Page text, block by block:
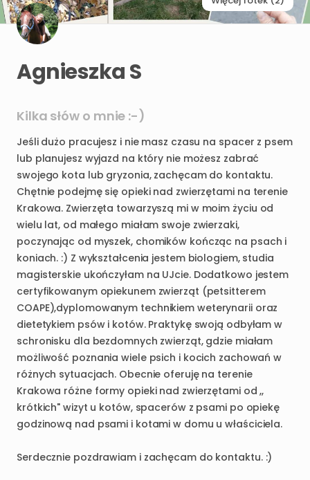
Agnieszka S
Kilka słów o mnie :-)
Jeśli dużo pracujesz i nie masz czasu na spacer z psem
lub planujesz wyjazd na który nie możesz zabrać
swojego kota lub gryzonia​,​ zachęcam do kontaktu.
Chętnie podejmę się opieki nad zwierzętami na terenie
Krakowa. Zwierzęta towarzyszą mi w moim życiu od
wielu lat​,​ od małego miałam swoje zwierzaki​,​
poczynając od myszek​,​ chomików kończąc na psach i
koniach. :) Z wykształcenia jestem biologiem​,​ studia
magisterskie ukończyłam na UJcie. Dodatkowo jestem
certyfikowanym opiekunem zwierząt (petsitterem
COAPE)​,​dyplomowanym technikiem weterynarii oraz
dietetykiem psów i kotów. Praktykę swoją odbyłam w
schronisku dla bezdomnych zwierząt​,​ gdzie miałam
możliwość poznania wiele psich i kocich zachowań w
różnych sytuacjach. Obecnie oferuję na terenie
Krakowa różne formy opieki nad zwierzętami od ​,​​,​
krótkich" wizyt u kotów​,​ spacerów z psami po opiekę
godzinową nad psami i kotami w domu u właściciela.
Serdecznie pozdrawiam i zachęcam do kontaktu. :)